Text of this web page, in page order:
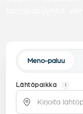
Meno-paluu
Lähtöpaikka i